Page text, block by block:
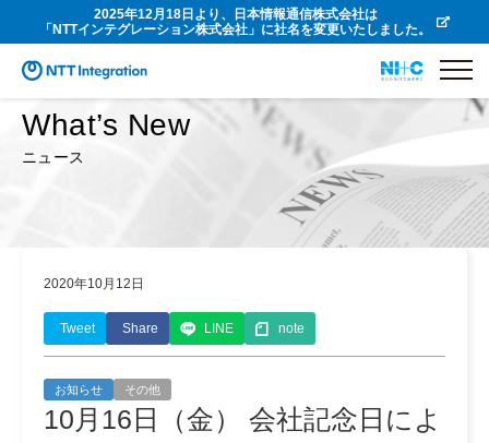
2025年12月18日より、日本情報通信株式会社は
「NTTインテグレーション株式会社」に社名を変更いたしました。
What’s New
ニュース
2020年10月12日
Tweet Share LINE note
お知らせ その他
10月16日（金） 会社記念日によ